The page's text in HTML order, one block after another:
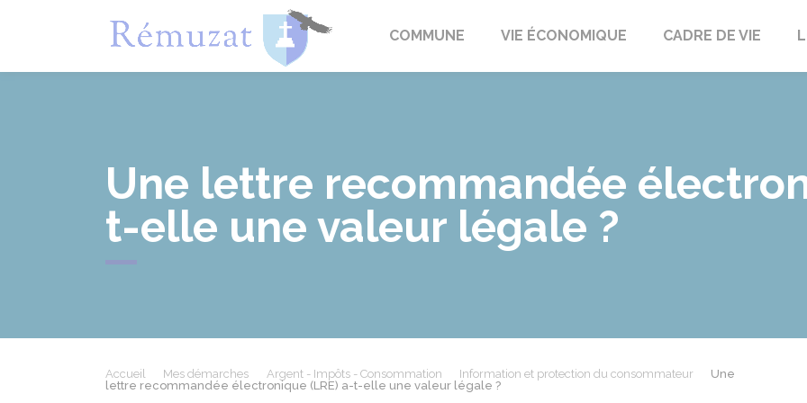
RémuzatCOMMUNE VIE ÉCONOMIQUE CADRE DE VIE
Une lettre recommandée
t-elle une valeur légale ?
Accueil Mes démarches Argent - Impôts - Consommation Information et protection du consommateur
Une
lettre recommandée électronique (LRE) a-t-elle une valeur légale ?